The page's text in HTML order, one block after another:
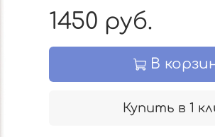
1450 руб.
В
Купить в 1